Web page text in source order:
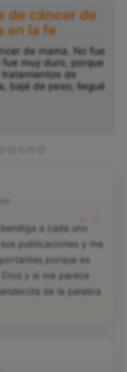
de cáncer de
en la fe
de mama. No fue
muy duro, porque
de
bajé de peso; llegué
“
a cada uno
publicaciones y me
porque es
y si me parece
de la palabra